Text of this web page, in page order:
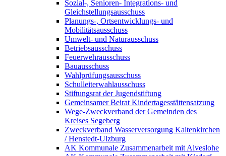
Sozial-, Senioren- Integrations- und
Gleichstellungsausschuss
Planungs-, Ortsentwicklungs- und
Mobilitätsausschuss
Umwelt- und Naturausschuss
Betriebsausschuss
Feuerwehrausschuss
Bauausschuss
Wahlprüfungsausschuss
Schulleiterwahlausschuss
Stiftungsrat der Jugendstiftung
Gemeinsamer Beirat Kindertagesstättensatzung
Wege-Zweckverband der Gemeinden des
Kreises Segeberg
Zweckverband Wasserversorgung Kaltenkirchen
/ Henstedt-Ulzburg
AK Kommunale Zusammenarbeit mit Alveslohe